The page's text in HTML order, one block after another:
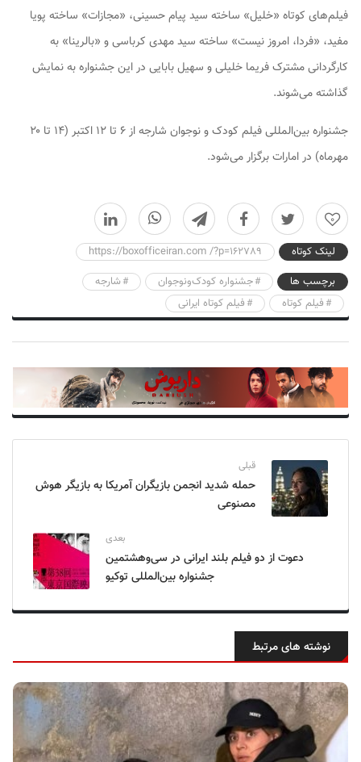
فیلم‌های کوتاه «خلیل» ساخته سید پیام حسینی،‌ «مجازات» ساخته پویا
مفید، «فردا، امروز نیست» ساخته سید مهدی کرباسی و «بالرینا» به
کارگردانی مشترک فریما خلیلی و سهیل بابایی در این جشنواره به نمایش
گذاشته می‌شوند.
جشنواره بین‌المللی فیلم کودک و نوجوان شارجه از ۶ تا ۱۲ اکتبر (۱۴ تا ۲۰
مهرماه) در امارات برگزار می‌شود.
0
لینک کوتاه
https://boxofficeiran.com /?p=162789
برچسب ها
جشنواره کودک‌ونوجوان
شارجه
فیلم کوتاه
فیلم کوتاه ایرانی
قبلی
حمله شدید انجمن بازیگران آمریکا به بازیگر هوش
مصنوعی
بعدی
دعوت از دو فیلم بلند ایرانی در سی‌وهشتمین
جشنواره بین‌المللی توکیو
نوشته های مرتبط